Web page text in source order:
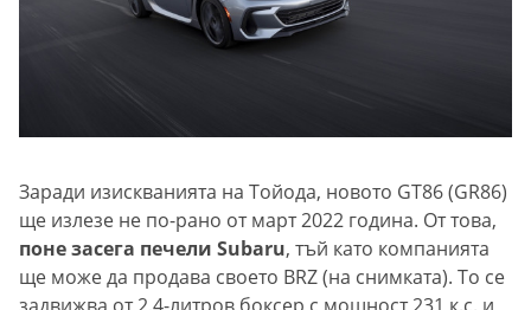
Заради изискванията на Тойода, новото GT86 (GR86)
ще излезе не по-рано от март 2022 година. От това,
поне засега печели Subaru, тъй като компанията
ще може да продава своето BRZ (на снимката). То се